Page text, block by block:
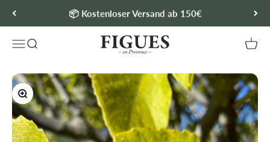
Zum Inhalt springen
📦 Kostenloser Versand ab 150€
MenüSuche FIGUES.DE
Bild vergrößern